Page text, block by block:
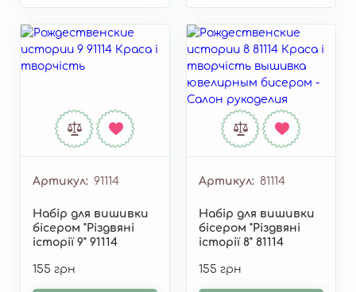
Артикул 91114
Набір для вишивки
бісером "Різдвяні
історії 9" 91114
155 грн
Артикул 81114
Набір для вишивки
бісером "Різдвяні
історії 8" 81114
155 грн